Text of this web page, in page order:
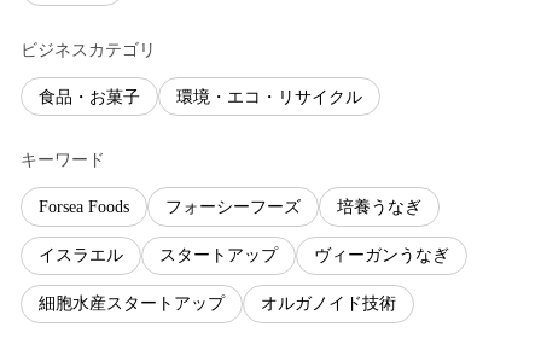
ビジネスカテゴリ
食品・お菓子 環境・エコ・リサイクル
キーワード
Forsea Foods フォーシーフーズ 培養うなぎ
イスラエル スタートアップ ヴィーガンうなぎ
細胞水産スタートアップ オルガノイド技術